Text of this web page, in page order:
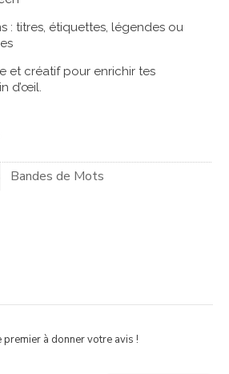
: titres, étiquettes, légendes ou
et créatif pour enrichir tes
d’œil.
Bandes de Mots
premier à donner votre avis !